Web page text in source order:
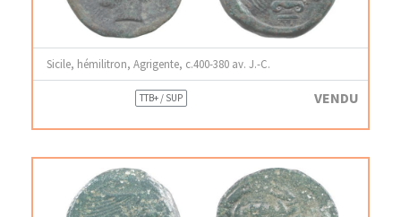
Sicile, hémilitron, Agrigente, c.400-380 av. J.-C.
TTB+ / SUP VENDU